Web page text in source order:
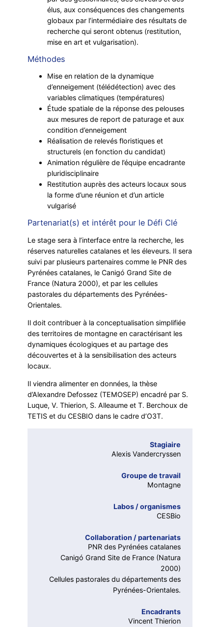
élus, aux conséquences des changements
globaux par l’intermédiaire des résultats de
recherche qui seront obtenus (restitution,
mise en art et vulgarisation).
Méthodes
Mise en relation de la dynamique
d’enneigement (télédétection) avec des
variables climatiques (températures)
Étude spatiale de la réponse des pelouses
aux mesures de report de paturage et aux
condition d’enneigement
Réalisation de relevés floristiques et
structurels (en fonction du candidat)
Animation régulière de l’équipe encadrante
pluridisciplinaire
Restitution auprès des acteurs locaux sous
la forme d’une réunion et d’un article
vulgarisé
Partenariat(s) et intérêt pour le Défi Clé
Le stage sera à l’interface entre la recherche, les
réserves naturelles catalanes et les éleveurs. Il sera
suivi par plusieurs partenaires comme le PNR des
Pyrénées catalanes, le Canigó Grand Site de
France (Natura 2000), et par les cellules
pastorales du départements des Pyrénées-
Orientales.
Il doit contribuer à la conceptualisation simplifiée
des territoires de montagne en caractérisant les
dynamiques écologiques et au partage des
découvertes et à la sensibilisation des acteurs
locaux.
Il viendra alimenter en données, la thèse
d’Alexandre Defossez (TEMOSEP) encadré par S.
Luque, V. Thierion, S. Alleaume et T. Berchoux de
TETIS et du CESBIO dans le cadre d’O3T.
Stagiaire
Alexis Vandercryssen
Groupe de travail
Montagne
Labos / organismes
CESBio
Collaboration / partenariats
PNR des Pyrénées catalanes
Canigó Grand Site de France (Natura
2000)
Cellules pastorales du départements des
Pyrénées-Orientales.
Encadrants
Vincent Thierion